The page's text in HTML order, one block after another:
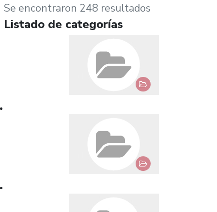
Se encontraron 248 resultados
Listado de categorías